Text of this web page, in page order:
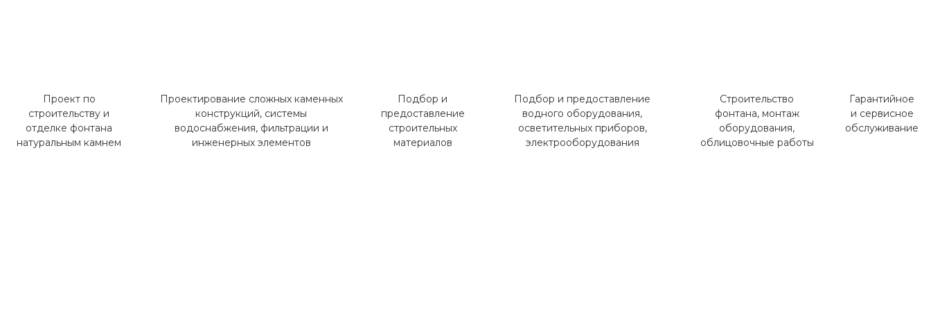
Проект по
строительству и
отделке фонтана
натуральным камнем
Проектирование сложных каменных
конструкций, системы
водоснабжения, фильтрации и
инженерных элементов
Подбор и
предоставление
строительных
материалов
Подбор и предоставление
водного оборудования,
осветительных приборов,
электрооборудования
Строительство
фонтана, монтаж
оборудования,
облицовочные работы
Гарантийное
и сервисное
обслуживание